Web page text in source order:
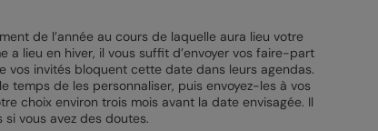
de l’année au cours de laquelle aura lieu votre
a lieu en hiver, il vous suffit d’envoyer vos faire-part
vos invités bloquent cette date dans leurs agendas.
temps de les personnaliser, puis envoyez-les à vos
choix environ trois mois avant la date envisagée. Il
vous avez des doutes.